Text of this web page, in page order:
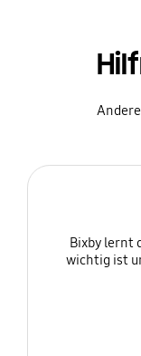
Bixby lernt
wichtig ist